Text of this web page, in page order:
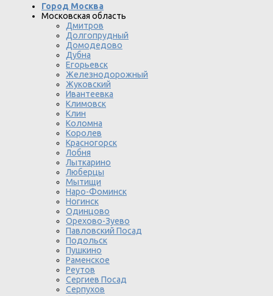
Город Москва
Московская область
Дмитров
Долгопрудный
Домодедово
Дубна
Егорьевск
Железнодорожный
Жуковский
Ивантеевка
Климовск
Клин
Коломна
Королев
Красногорск
Лобня
Лыткарино
Люберцы
Мытищи
Наро-Фоминск
Ногинск
Одинцово
Орехово-Зуево
Павловский Посад
Подольск
Пушкино
Раменское
Реутов
Сергиев Посад
Серпухов